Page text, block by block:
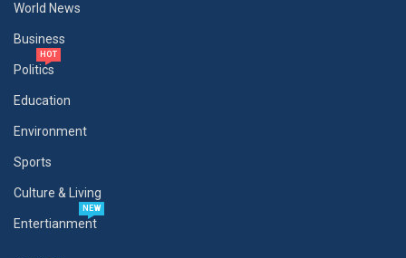
World News
Business
Politics
HOT
Education
Environment
Sports
Culture & Living
Entertianment
NEW